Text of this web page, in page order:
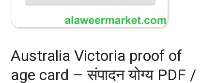
Australia Victoria proof of
age card – संपादन योग्य PDF /